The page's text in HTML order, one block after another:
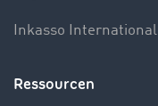
Inkasso International
Ressourcen